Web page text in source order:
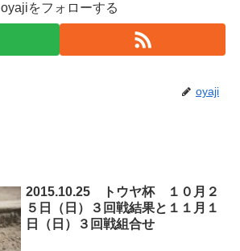
oyajiをフォローする
oyaji
2015.10.25 トウヤ杯 １０月２
５日（日）３回戦結果と１１月１
日（日）３回戦組合せ